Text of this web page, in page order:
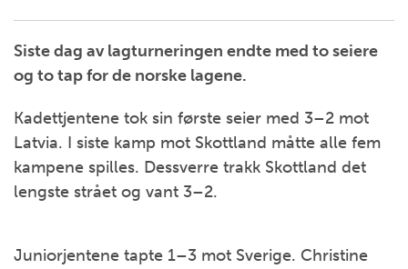
Siste dag av lagturneringen endte med to seiere
og to tap for de norske lagene.
Kadettjentene tok sin første seier med 3–2 mot
Latvia. I siste kamp mot Skottland måtte alle fem
kampene spilles. Dessverre trakk Skottland det
lengste strået og vant 3–2.
Juniorjentene tapte 1–3 mot Sverige. Christine